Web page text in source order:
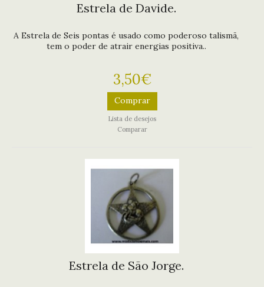
Estrela de Davide.
A Estrela de Seis pontas é usado como poderoso talismã,
tem o poder de atrair energias positiva..
3,50€
Comprar
Lista de desejos
Comparar
Estrela de São Jorge.